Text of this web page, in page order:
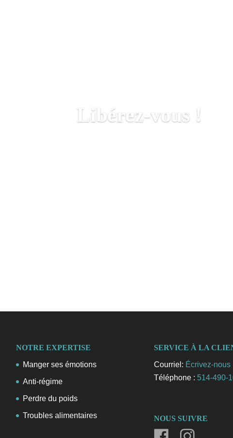
Libérez-vous !
NOTRE EXPERTISE
Manger ses émotions
Anti-régime
Perdre du poids
Troubles alimentaires
SERVICE À LA
Courriel: Écrivez-nous
Téléphone : 514-490-
NOUS SUIVRE